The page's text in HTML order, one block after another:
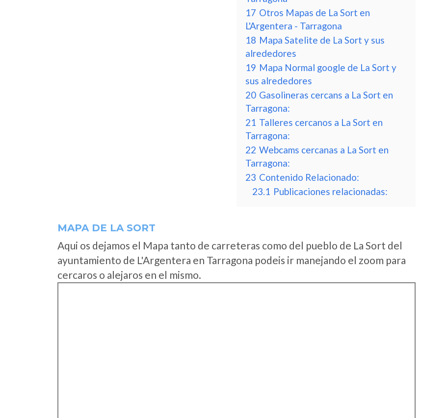
17 Otros Mapas de La Sort en
L'Argentera - Tarragona
18 Mapa Satelite de La Sort y sus
alrededores
19 Mapa Normal google de La Sort y
sus alrededores
20 Gasolineras cercans a La Sort en
Tarragona:
21 Talleres cercanos a La Sort en
Tarragona:
22 Webcams cercanas a La Sort en
Tarragona:
23 Contenido Relacionado:
23.1 Publicaciones relacionadas:
MAPA DE LA SORT
Aqui os dejamos el Mapa tanto de carreteras como del pueblo de La Sort del
ayuntamiento de L'Argentera en Tarragona podeis ir manejando el zoom para
cercaros o alejaros en el mismo.